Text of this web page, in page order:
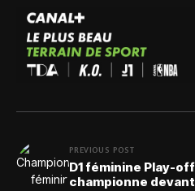
PREVIOUS POST
D1 féminine Play-
championne